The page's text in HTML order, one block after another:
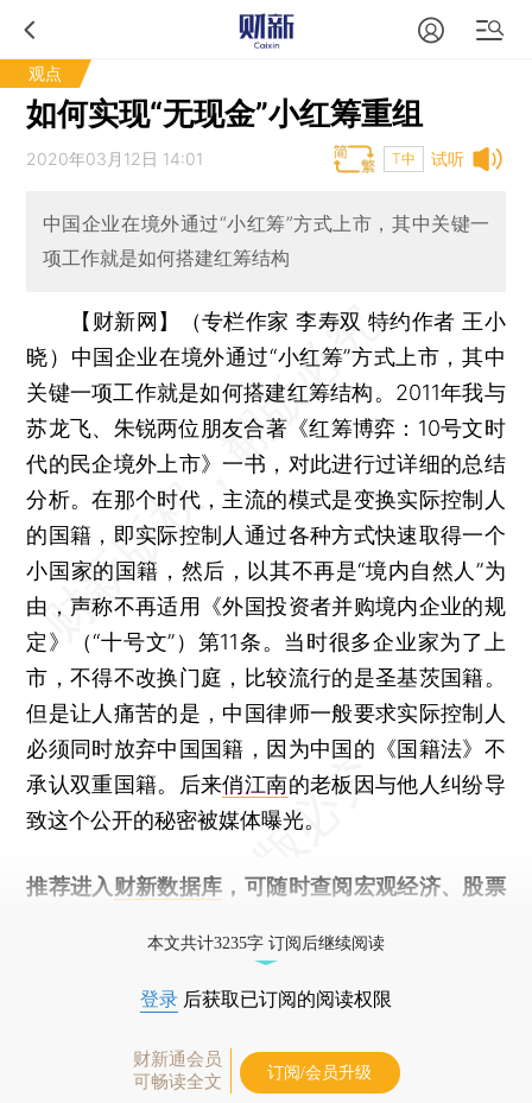
观点
如何实现“无现金”小红筹重组
试听
2020年03月12日 14:01 T中
中国企业在境外通过“小红筹”方式上市，其中关键一
项工作就是如何搭建红筹结构
【财新网】（专栏作家 李寿双 特约作者 王小
晓） 中国企业在境外通过“小红筹”方式上市，其中
关键一项工作就是如何搭建红筹结构。2011年我与
苏龙飞、朱锐两位朋友合著《红筹博弈：10号文时
代的民企境外上市》一书，对此进行过详细的总结
分析。在那个时代，主流的模式是变换实际控制人
的国籍，即实际控制人通过各种方式快速取得一个
小国家的国籍，然后，以其不再是“境内自然人”为
由，声称不再适用《外国投资者并购境内企业的规
定》（“十号文”）第11条。当时很多企业家为了上
市，不得不改换门庭，比较流行的是圣基茨国籍。
但是让人痛苦的是，中国律师一般要求实际控制人
必须同时放弃中国国籍，因为中国的《国籍法》不
承认双重国籍。后来俏江南的老板因与他人纠纷导
致这个公开的秘密被媒体曝光。
推荐进入 财新数据库 ，可随时查阅宏观经济、股票
本文共计3235字 订阅后继续阅读
登录 后获取已订阅的阅读权限
财新通会员
可畅读全文
订阅/会员升级